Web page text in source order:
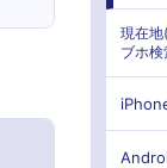
現在地
ブホ検